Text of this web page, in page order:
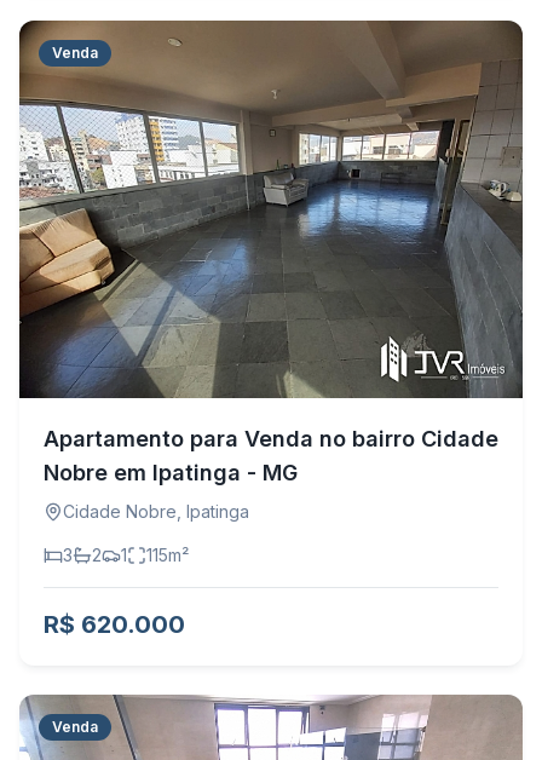
Venda
Apartamento para Venda no bairro Cidade
Nobre em Ipatinga - MG
Cidade Nobre Ipatinga
3 2 1 115m²
R$ 620.000
Venda